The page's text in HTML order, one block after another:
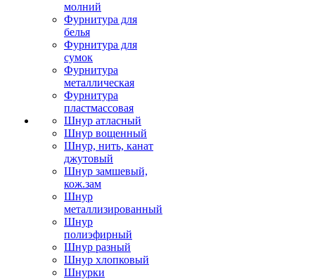
молний
Фурнитура для
белья
Фурнитура для
сумок
Фурнитура
металлическая
Фурнитура
пластмассовая
Шнур атласный
Шнур вощенный
Шнур, нить, канат
джутовый
Шнур замшевый,
кож.зам
Шнур
металлизированный
Шнур
полиэфирный
Шнур разный
Шнур хлопковый
Шнурки